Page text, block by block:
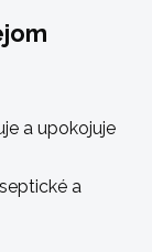
a upokojuje
a